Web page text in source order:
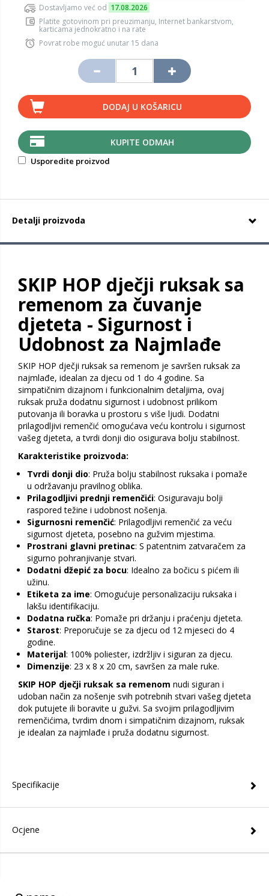
Dostavljamo već od 17.08.2026
Platite gotovinom pri preuzimanju, Internet bankarstvom,
karticama jednokratno i na rate
Povrat robe moguć unutar 15 dana
DODAJ U KOŠARICU
KUPITE ODMAH
Usporedite proizvod
Detalji proizvoda
SKIP HOP dječji ruksak sa
remenom za čuvanje
djeteta - Sigurnost i
Udobnost za Najmlađe
SKIP HOP dječji ruksak sa remenom je savršen ruksak za
najmlađe, idealan za djecu od 1 do 4 godine. Sa
simpatičnim dizajnom i funkcionalnim detaljima, ovaj
ruksak pruža dodatnu sigurnost i udobnost prilikom
putovanja ili boravka u prostoru s više ljudi. Dodatni
prilagodljivi remenčić omogućava veću kontrolu i sigurnost
vašeg djeteta, a tvrdi donji dio osigurava bolju stabilnost.
Karakteristike proizvoda:
Tvrdi donji dio: Pruža bolju stabilnost ruksaka i pomaže
u održavanju pravilnog oblika.
Prilagodljivi prednji remenčići: Osiguravaju bolji
raspored težine i udobnost nošenja.
Sigurnosni remenčić: Prilagodljivi remenčić za veću
sigurnost djeteta, posebno na gužvim mjestima.
Prostrani glavni pretinac: S patentnim zatvaračem za
sigurno pohranjivanje stvari.
Dodatni džepić za bocu: Idealno za bočicu s pićem ili
užinu.
Etiketa za ime: Omogućuje personalizaciju ruksaka i
lakšu identifikaciju.
Dodatna ručka: Pomaže pri držanju i praćenju djeteta.
Starost: Preporučuje se za djecu od 12 mjeseci do 4
godine.
Materijal: 100% poliester, izdržljiv i siguran za djecu.
Dimenzije: 23 x 8 x 20 cm, savršen za male ruke.
SKIP HOP dječji ruksak sa remenom nudi siguran i
udoban način za nošenje svih potrebnih stvari vašeg djeteta
dok putujete ili boravite u gužvi. Sa svojim prilagodljivim
remenčićima, tvrdim dnom i simpatičnim dizajnom, ruksak
je idealan za najmlađe i pruža dodatnu sigurnost.
Specifikacije
Ocjene